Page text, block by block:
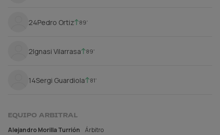
24Pedro Ortiz 89'
2Ignasi Vilarrasa 89'
14Sergi Guardiola 81'
EQUIPO ARBITRAL
Alejandro Morilla Turrión
Árbitro